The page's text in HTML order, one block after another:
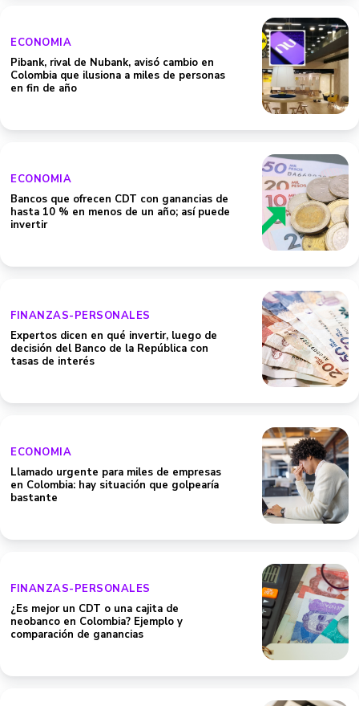
ECONOMIA
Pibank, rival de Nubank, avisó cambio en
Colombia que ilusiona a miles de personas
en fin de año
ECONOMIA
Bancos que ofrecen CDT con ganancias de
hasta 10 % en menos de un año; así puede
invertir
FINANZAS-PERSONALES
Expertos dicen en qué invertir, luego de
decisión del Banco de la República con
tasas de interés
ECONOMIA
Llamado urgente para miles de empresas
en Colombia: hay situación que golpearía
bastante
FINANZAS-PERSONALES
¿Es mejor un CDT o una cajita de
neobanco en Colombia? Ejemplo y
comparación de ganancias